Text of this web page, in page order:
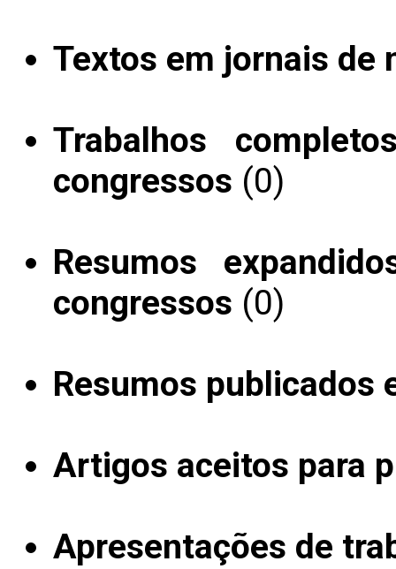
Textos em jornais
Trabalhos
congressos (0)
Resumos
congressos (0)
Resumos publicados
Artigos aceitos para
Apresentações de